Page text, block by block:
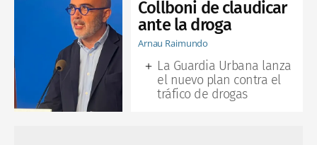
Collboni de claudicar
ante la droga
Arnau Raimundo
La Guardia Urbana lanza
el nuevo plan contra el
tráfico de drogas